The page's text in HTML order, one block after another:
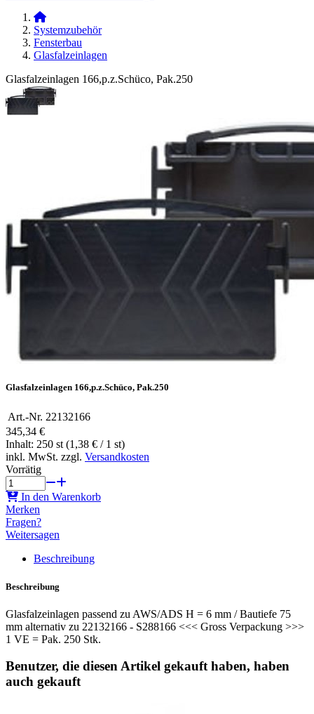
Systemzubehör
Fensterbau
Glasfalzeinlagen
Glasfalzeinlagen 166,p.z.Schüco, Pak.250
Glasfalzeinlagen 166,p.z.Schüco, Pak.250
Art.-Nr. 22132166
345,34 €
Inhalt: 250 st (1,38 € / 1 st)
inkl. MwSt. zzgl. Versandkosten
Vorrätig
In den Warenkorb
Merken
Fragen?
Weitersagen
Beschreibung
Beschreibung
Glasfalzeinlagen passend zu AWS/ADS H = 6 mm / Bautiefe 75
mm alternativ zu 22132166 - S288166 <<< Gross Verpackung >>>
1 VE = Pak. 250 Stk.
Benutzer, die diesen Artikel gekauft haben, haben
auch gekauft